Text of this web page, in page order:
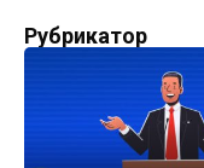
Рубрикатор